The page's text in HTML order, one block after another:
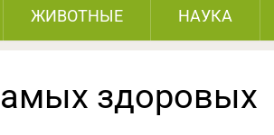
ЖИВОТНЫЕ НАУКА
здоровых